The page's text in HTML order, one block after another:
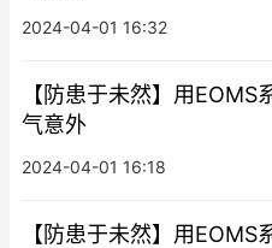
2024-04-01 16:32
【防患于未然】用
气意外
2024-04-01 16:18
【防患于未然】用